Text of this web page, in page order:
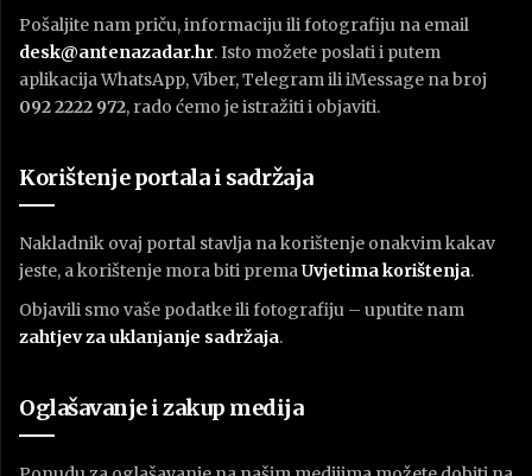
Pošaljite nam priču, informaciju ili fotografiju na email
desk@antenazadar.hr. Isto možete poslati i putem
aplikacija WhatsApp, Viber, Telegram ili iMessage na broj
092 2222 972, rado ćemo je istražiti i objaviti.
Korištenje portala i sadržaja
Nakladnik ovaj portal stavlja na korištenje onakvim kakav
jeste, a korištenje mora biti premaUvjetima korištenja.
Objavili smo vaše podatke ili fotografiju – uputite nam
zahtjev za uklanjanje sadržaja.
Oglašavanje i zakup medija